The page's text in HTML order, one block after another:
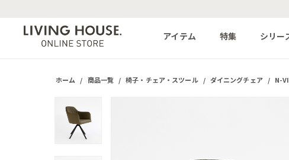
アイテム 特集 シリー
ホーム / 商品一覧 / 椅子・チェア・スツール / ダイニングチェア / N-